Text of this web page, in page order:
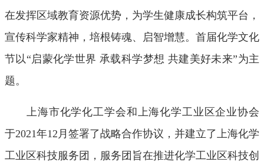
在发挥区域教育资源优势，为学生健康成长构筑平台，
宣传科学家精神，培根铸魂、启智增慧。首届化学文化
节以“启蒙化学世界 承载科学梦想 共建美好未来”为主
题。
上海市化学化工学会和上海化学工业区企业协会
于2021年12月签署了战略合作协议，并建立了上海化学
工业区科技服务团，服务团旨在推进化学工业区科技创